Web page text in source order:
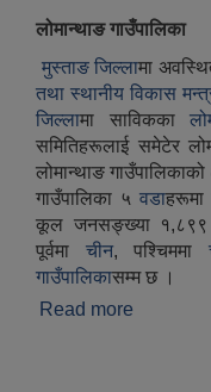
लोमान्थाङ गाउँपालिका
मुस्ताङ जिल्लामा
तथा स्थानीय विकास
जिल्लामा साविकका
समितिहरूलाई समेटेर
लोमान्थाङ
गाउँपालिका ५वडाहरूमा
कूल जनसङ्ख्या १,८९९
पूर्वमा चीन, पश्चिममा
गाउँपालिकासम्म छ ।
Read more